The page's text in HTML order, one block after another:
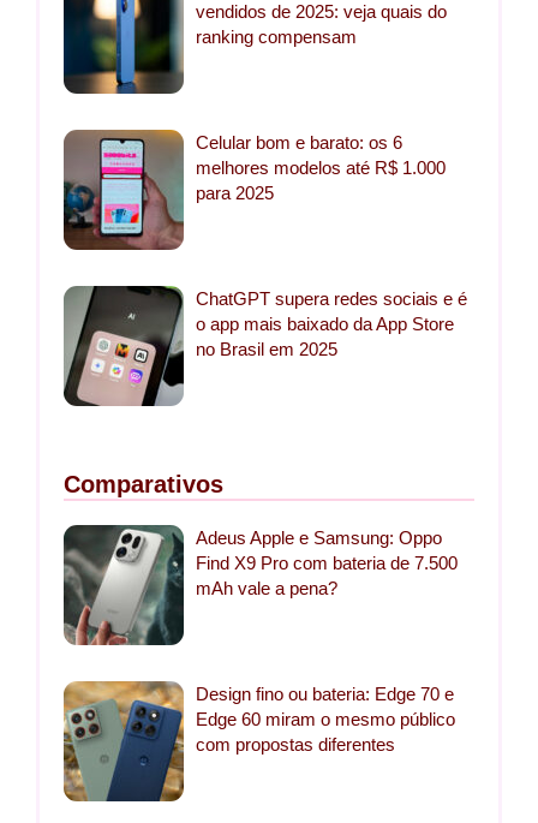
vendidos de 2025: veja quais do
ranking compensam
Celular bom e barato: os 6
melhores modelos até R$ 1.000
para 2025
ChatGPT supera redes sociais e é
o app mais baixado da App Store
no Brasil em 2025
Comparativos
Adeus Apple e Samsung: Oppo
Find X9 Pro com bateria de 7.500
mAh vale a pena?
Design fino ou bateria: Edge 70 e
Edge 60 miram o mesmo público
com propostas diferentes